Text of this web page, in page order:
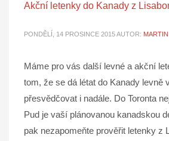
Akční letenky do Kanady z
PONDĚLÍ, 14 PROSINCE 2015AUTOR:
Máme pro vás další levné a akční
tom, že se dá létat do Kanady levně
přesvědčovat i nadále. Do Toronta
Pud je vaší plánovanou kanadskou
pak nezapomeňte prověřit letenky z